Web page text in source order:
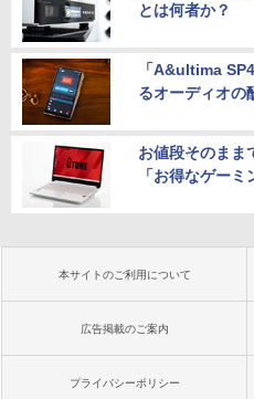
とは何者か？
「A&ultima
るオーディオの
お値段そのまま
「お得なゲーミ
本サイトのご利用について
広告掲載のご案内
プライバシーポリシー